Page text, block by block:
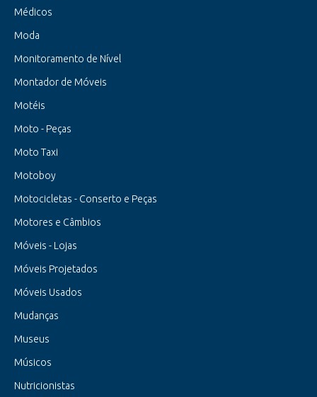
Médicos
Moda
Monitoramento de Nível
Montador de Móveis
Motéis
Moto - Peças
Moto Taxi
Motoboy
Motocicletas - Conserto e Peças
Motores e Câmbios
Móveis - Lojas
Móveis Projetados
Móveis Usados
Mudanças
Museus
Músicos
Nutricionistas